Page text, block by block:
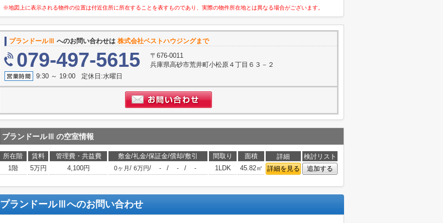
※地図上に表示される物件の位置は付近住所に所在することを表すものであり、実際の物件所在地とは異なる場合がございます。
プランドールⅢ へのお問い合わせは 株式会社ベストハウジングまで
079-497-5615
〒676-0011
兵庫県高砂市荒井町小松原４丁目６３－２
9:30 ～ 19:00 定休日:水曜日
プランドールⅢ の空室情報
所在階 賃料 管理費・共益費 敷金/礼金/保証金/償却/敷引 間取り 面積 詳細
検討リスト
1階
5万円 4,100円 0ヶ月 / 6万円/ - / - / - 1LDK 45.82㎡ 詳細を見る 追加する
プランドールⅢ へのお問い合わせ